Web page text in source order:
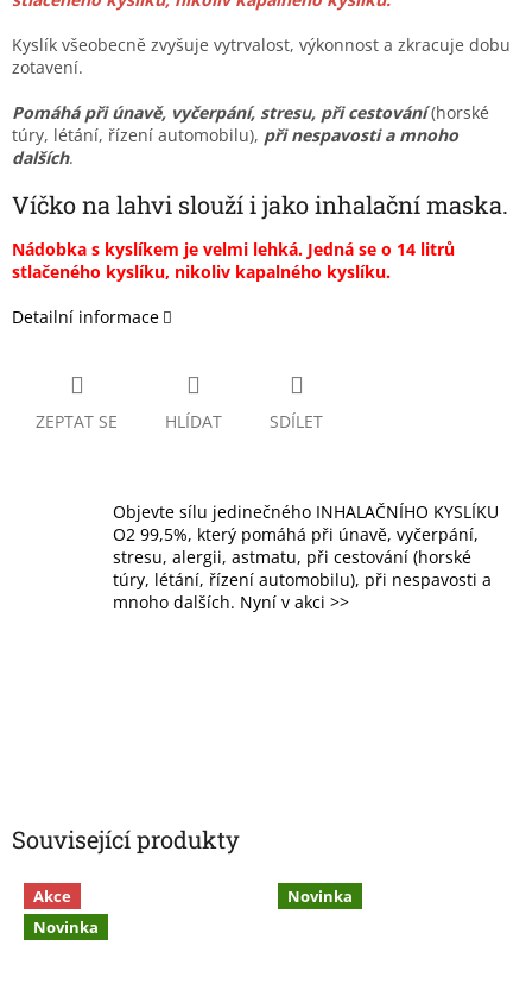
Kyslík všeobecně zvyšuje vytrvalost, výkonnost a zkracuje dobu
zotavení.
Pomáhá při únavě, vyčerpání, stresu, při cestování (horské
túry, létání, řízení automobilu), při nespavosti a mnoho
dalších.
Víčko na lahvi slouží i jako inhalační maska.
Nádobka s kyslíkem je velmi lehká. Jedná se o 14 litrů
stlačeného kyslíku, nikoliv kapalného kyslíku.
Detailní informace
ZEPTAT SE HLÍDAT SDÍLET
Objevte sílu jedinečného INHALAČNÍHO KYSLÍKU
O2 99,5%, který pomáhá při únavě, vyčerpání,
stresu, alergii, astmatu, při cestování (horské
túry, létání, řízení automobilu), při nespavosti a
mnoho dalších. Nyní v akci >>
Související produkty
Akce
Novinka
Novinka